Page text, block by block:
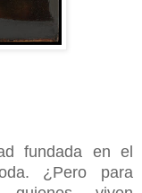
fundada en el
¿Pero para